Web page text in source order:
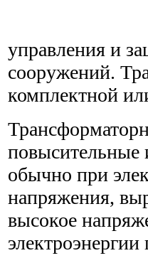
управления и
сооружений.
комплектной
повысительные
обычно при
напряжения,
высокое